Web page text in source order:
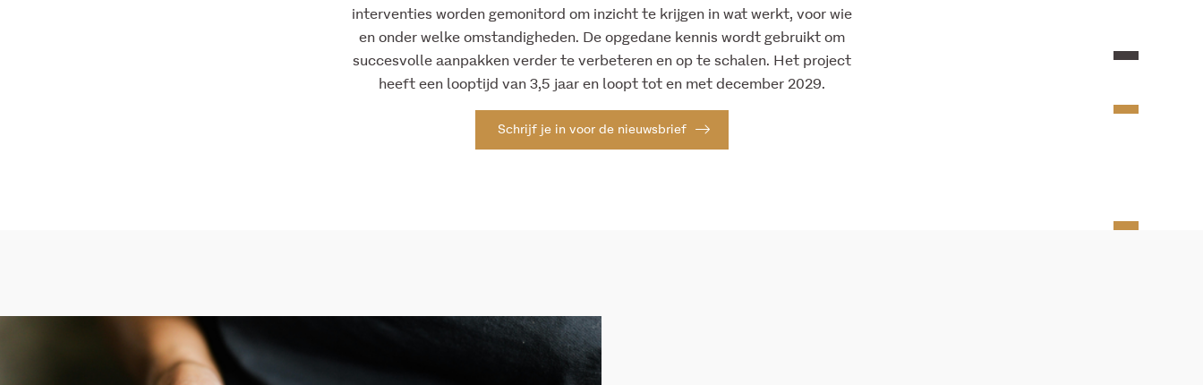
interventies worden gemonitord om inzicht te krijgen in wat werkt, voor wie
en onder welke omstandigheden. De opgedane kennis wordt gebruikt om
succesvolle aanpakken verder te verbeteren en op te schalen. Het project
heeft een looptijd van 3,5 jaar en loopt tot en met december 2029.
Schrijf je in voor de nieuwsbrief